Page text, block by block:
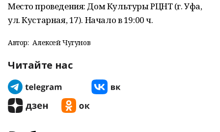
Место проведения: Дом Культуры РЦНТ (г. Уфа,
ул. Кустарная, 17). Начало в 19:00 ч.
Автор: Алексей Чугунов
Читайте нас